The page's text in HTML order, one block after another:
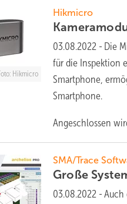
Hikmicro
Hikmicro
03.08.2022 - Die
für die Inspektion
Smartphone,
Smartphone.
Angeschlossen
SMA/Trace
Große
03.08.2022 - Auch